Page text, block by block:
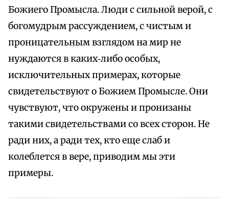
Божиего Промысла. Люди с сильной верой, с
богомудрым рассуждением, с чистым и
проницательным взглядом на мир не
нуждаются в каких‑либо особых,
исключительных примерах, которые
свидетельствуют о Божием Промысле. Они
чувствуют, что окружены и пронизаны
такими свидетельствами со всех сторон. Не
ради них, а ради тех, кто еще слаб и
колеблется в вере, приводим мы эти
примеры.